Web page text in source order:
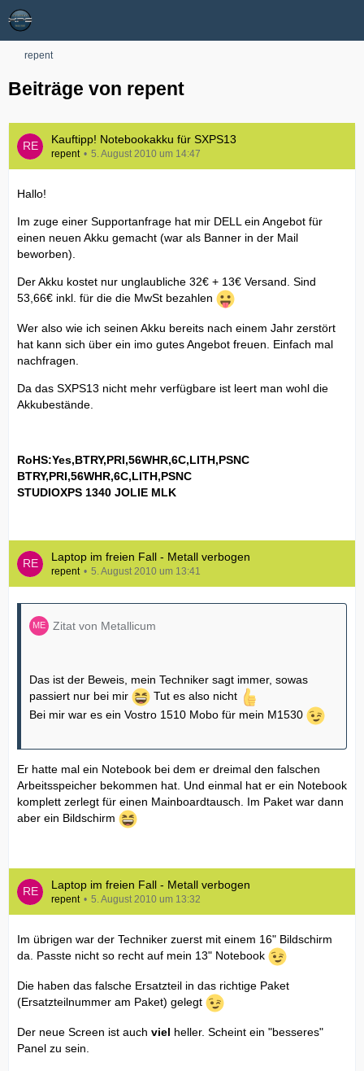
repent
Beiträge von repent
Kauftipp! Notebookakku für SXPS13
repent 5. August 2010 um 14:47
Hallo!
Im zuge einer Supportanfrage hat mir DELL ein Angebot für
einen neuen Akku gemacht (war als Banner in der Mail
beworben).
Der Akku kostet nur unglaubliche 32€ + 13€ Versand. Sind
53,66€ inkl. für die die MwSt bezahlen
Wer also wie ich seinen Akku bereits nach einem Jahr zerstört
hat kann sich über ein imo gutes Angebot freuen. Einfach mal
nachfragen.
Da das SXPS13 nicht mehr verfügbare ist leert man wohl die
Akkubestände.
RoHS:Yes,BTRY,PRI,56WHR,6C,LITH,PSNC
BTRY,PRI,56WHR,6C,LITH,PSNC
STUDIOXPS 1340 JOLIE MLK
Laptop im freien Fall - Metall verbogen
repent 5. August 2010 um 13:41
Zitat von Metallicum
Das ist der Beweis, mein Techniker sagt immer, sowas
passiert nur bei mir
Tut es also nicht
Bei mir war es ein Vostro 1510 Mobo für mein M1530
Er hatte mal ein Notebook bei dem er dreimal den falschen
Arbeitsspeicher bekommen hat. Und einmal hat er ein Notebook
komplett zerlegt für einen Mainboardtausch. Im Paket war dann
aber ein Bildschirm
Laptop im freien Fall - Metall verbogen
repent 5. August 2010 um 13:32
Im übrigen war der Techniker zuerst mit einem 16" Bildschirm
da. Passte nicht so recht auf mein 13" Notebook
Die haben das falsche Ersatzteil in das richtige Paket
(Ersatzteilnummer am Paket) gelegt
Der neue Screen ist auch viel heller. Scheint ein "besseres"
Panel zu sein.